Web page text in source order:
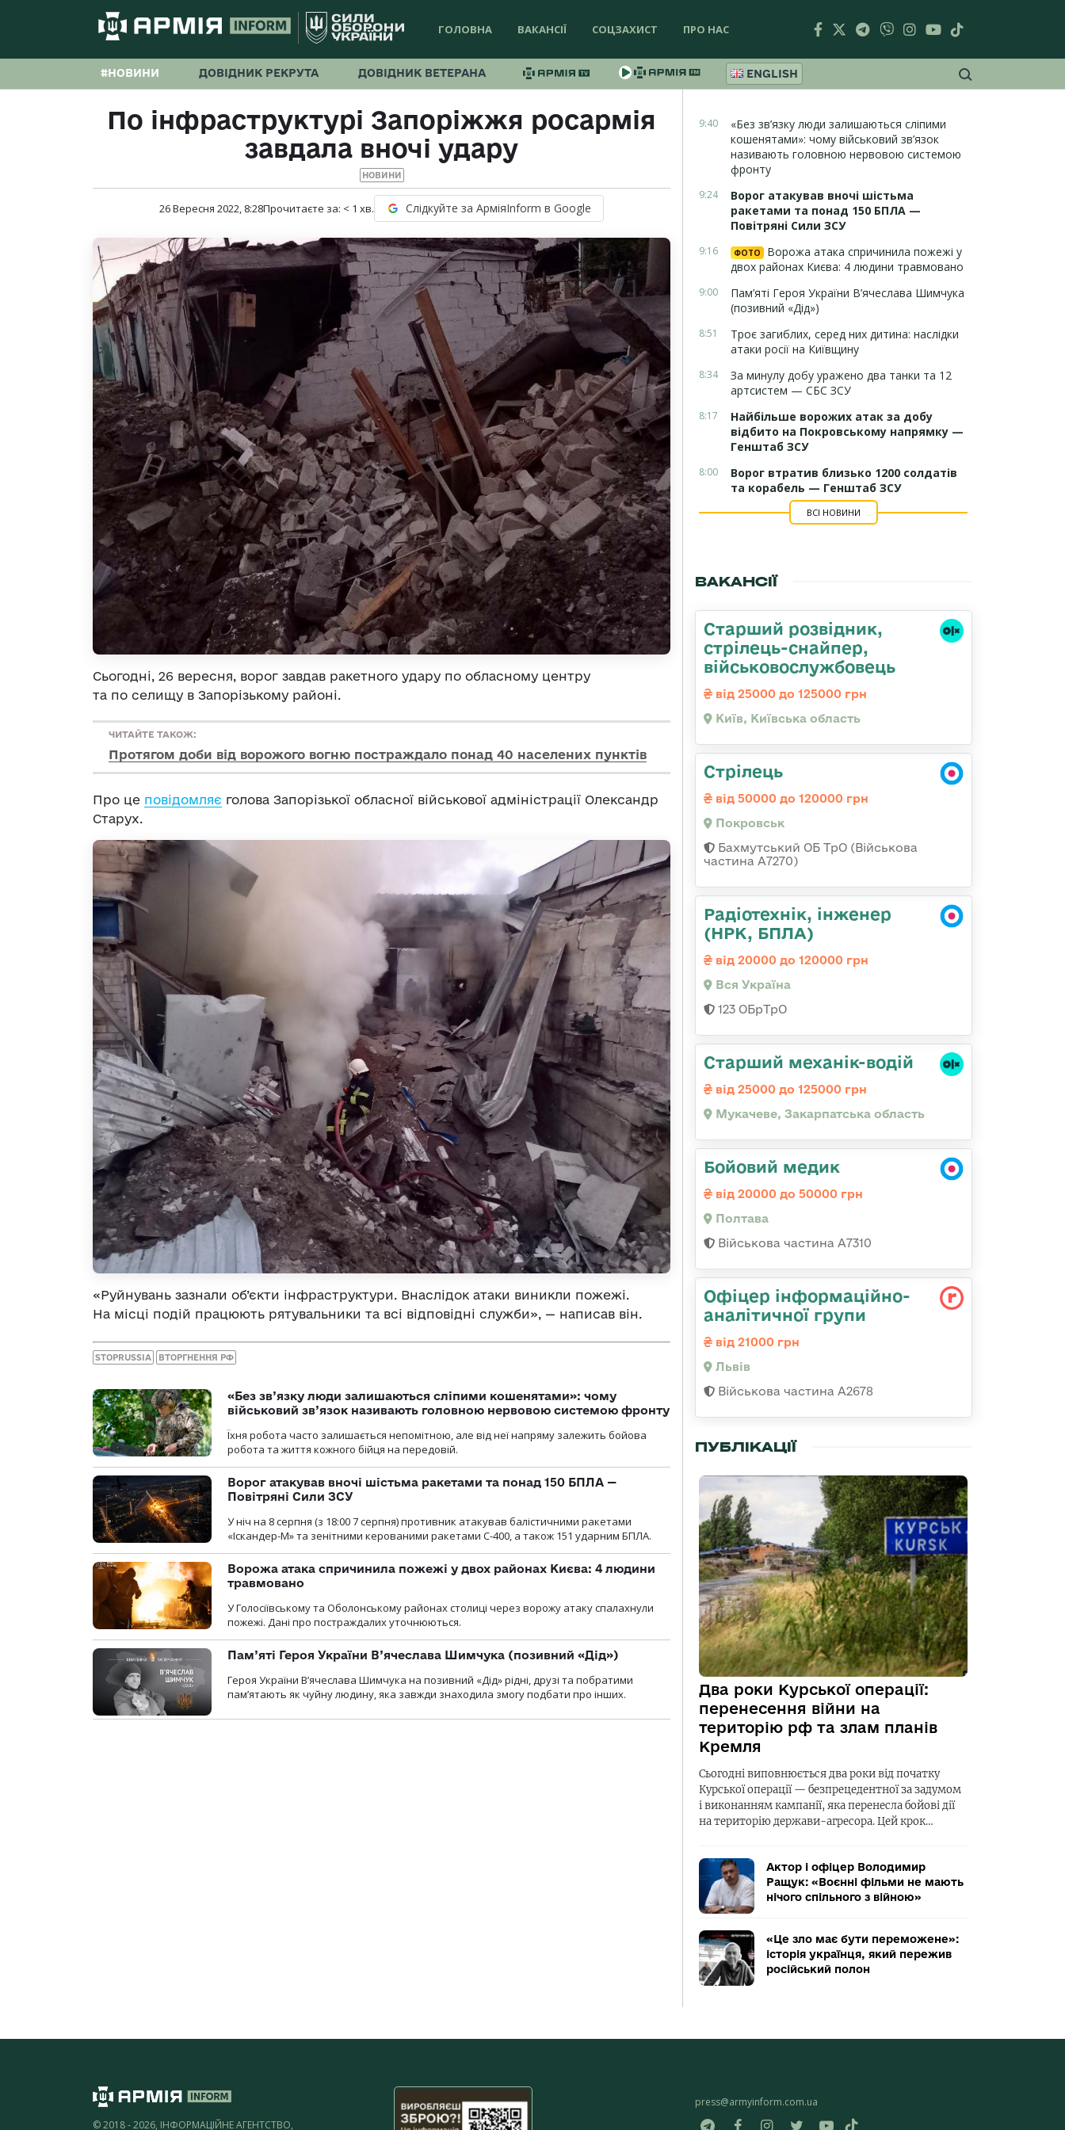
ГОЛОВНА ВАКАНСІЇ СОЦЗАХИСТ ПРО НАС
#НОВИНИ ДОВІДНИК РЕКРУТА ДОВІДНИК ВЕТЕРАНА ENGLISH
По інфраструктурі Запоріжжя росармія
завдала вночі удару
НОВИНИ
26 Вересня 2022, 8:28Прочитаєте за: < 1 хв. Слідкуйте за АрміяInform в Google
Сьогодні, 26 вересня, ворог завдав ракетного удару по обласному центру
та по селищу в Запорізькому районі.
ЧИТАЙТЕ ТАКОЖ:
Протягом доби від ворожого вогню постраждало понад 40 населених пунктів
Про це повідомляє голова Запорізької обласної військової адміністрації Олександр
Старух.
«Руйнувань зазнали об’єкти інфраструктури. Внаслідок атаки виникли пожежі.
На місці подій працюють рятувальники та всі відповідні служби», — написав він.
STOPRUSSIA ВТОРГНЕННЯ РФ
«Без зв’язку люди залишаються сліпими кошенятами»: чому
військовий зв’язок називають головною нервовою системою фронту
Їхня робота часто залишається непомітною, але від неї напряму залежить бойова
робота та життя кожного бійця на передовій.
Ворог атакував вночі шістьма ракетами та понад 150 БПЛА —
Повітряні Сили ЗСУ
У ніч на 8 серпня (з 18:00 7 серпня) противник атакував балістичними ракетами
«Іскандер-М» та зенітними керованими ракетами С-400, а також 151 ударним БПЛА.
Ворожа атака спричинила пожежі у двох районах Києва: 4 людини
травмовано
У Голосіївському та Оболонському районах столиці через ворожу атаку спалахнули
пожежі. Дані про постраждалих уточнюються.
Пам’яті Героя України В’ячеслава Шимчука (позивний «Дід»)
Героя України В’ячеслава Шимчука на позивний «Дід» рідні, друзі та побратими
пам’ятають як чуйну людину, яка завжди знаходила змогу подбати про інших.
9:40
«Без зв’язку люди залишаються сліпими
кошенятами»: чому військовий зв’язок
називають головною нервовою системою
фронту
9:24
Ворог атакував вночі шістьма
ракетами та понад 150 БПЛА —
Повітряні Сили ЗСУ
9:16 ФОТО
Ворожа атака спричинила пожежі у
двох районах Києва: 4 людини травмовано
9:00
Пам’яті Героя України В’ячеслава Шимчука
(позивний «Дід»)
8:51
Троє загиблих, серед них дитина: наслідки
атаки росії на Київщину
8:34
За минулу добу уражено два танки та 12
артсистем — СБС ЗСУ
8:17
Найбільше ворожих атак за добу
відбито на Покровському напрямку —
Генштаб ЗСУ
8:00
Ворог втратив близько 1200 солдатів
та корабель — Генштаб ЗСУ
ВСІ НОВИНИ
ВАКАНСІЇ
Стаpший pозвідник,
стрілець-снайпеp,
військовослужбовець
від 25000 до 125000 грн
Київ, Київська область
Стрілець
від 50000 до 120000 грн
Покровськ
Бахмутський ОБ ТрО (Військова
частина А7270)
Радіотехнік, інженер
(НРК, БПЛА)
від 20000 до 120000 грн
Вся Україна
123 ОБрТрО
Старший механік-водій
від 25000 до 125000 грн
Мукачеве, Закарпатська область
Бойовий медик
від 20000 до 50000 грн
Полтава
Військова частина A7310
Офіцер інформаційно-
аналітичної групи
від 21000 грн
Львів
Військова частина А2678
ПУБЛІКАЦІЇ
Два роки Курської операції:
перенесення війни на
територію рф та злам планів
Кремля
Сьогодні виповнюється два роки від початку
Курської операції — безпрецедентної за задумом
і виконанням кампанії, яка перенесла бойові дії
на територію держави-агресора. Цей крок…
Актор і офіцер Володимир
Ращук: «Воєнні фільми не мають
нічого спільного з війною»
«Це зло має бути переможене»:
історія українця, який пережив
російський полон
© 2018 - 2026, ІНФОРМАЦІЙНЕ АГЕНТСТВО,
press@armyinform.com.ua